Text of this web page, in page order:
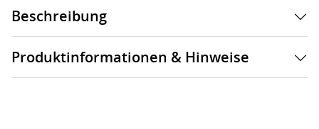
Beschreibung
Produktinformationen & Hinweise